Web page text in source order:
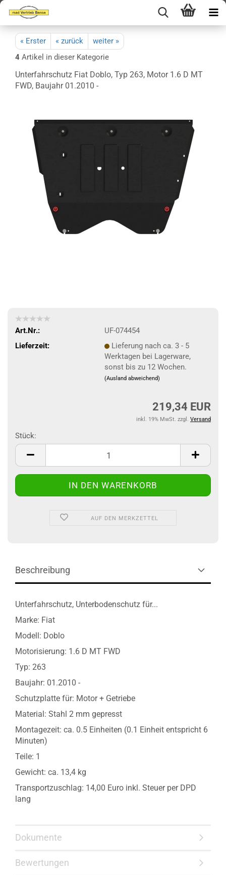
« Erster « zurück
weiter »
4 Artikel in dieser Kategorie
Unterfahrschutz Fiat Doblo, Typ 263, Motor 1.6 D MT
FWD, Baujahr 01.2010 -
Art.Nr.:
UF-074454
Lieferzeit:
Lieferung nach ca. 3 - 5
Werktagen bei Lagerware,
sonst bis zu 12 Wochen.
(Ausland abweichend)
219,34 EUR
inkl. 19% MwSt. zzgl. Versand
Stück:
Stück
AUF DEN MERKZETTEL
Beschreibung
Unterfahrschutz, Unterbodenschutz für...
Marke: Fiat
Modell: Doblo
Motorisierung: 1.6 D MT FWD
Typ: 263
Baujahr: 01.2010 -
Schutzplatte für: Motor + Getriebe
Material: Stahl 2 mm gepresst
Montagezeit: ca. 0.5 Einheiten (0.1 Einheit entspricht 6
Minuten)
Teile: 1
Gewicht: ca. 13,4 kg
Transportzuschlag: 14,00 Euro inkl. Steuer per DPD
lang
Dokumente
Bewertungen